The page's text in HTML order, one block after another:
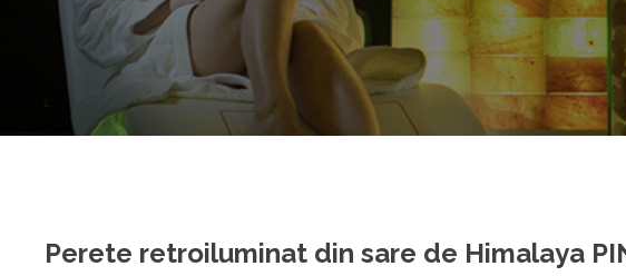
Perete retroiluminat din sare de Himalaya